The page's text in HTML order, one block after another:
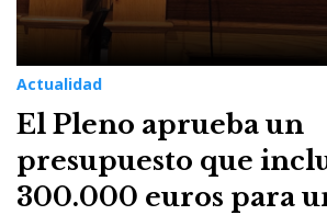
Actualidad
El Pleno aprueba un
presupuesto que
300.000 euros para